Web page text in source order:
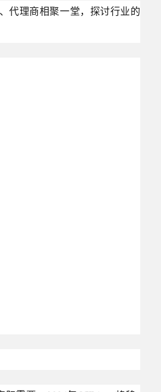
代理商相聚一堂，探讨行业的